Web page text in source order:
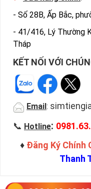
- Số 28B, Ấp Bắc,
- 41/416, Lý Thường
Tháp
KẾT NỐI VỚI
Email :
📞 Hotline:
♦ Đăng Ký Chính
Thanh